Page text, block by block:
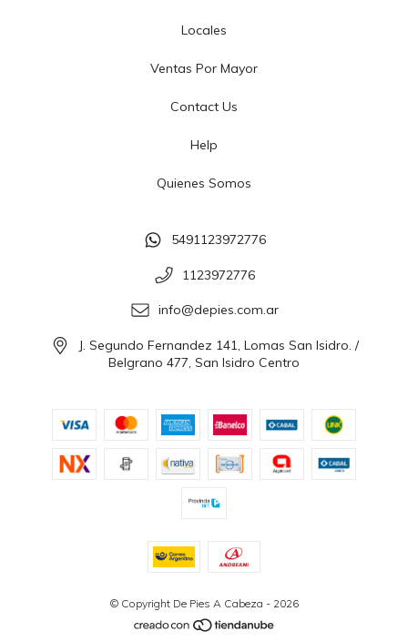
Locales
Ventas Por Mayor
Contact Us
Help
Quienes Somos
5491123972776
1123972776
info@depies.com.ar
J. Segundo Fernandez 141, Lomas San Isidro. /
Belgrano 477, San Isidro Centro
© Copyright De Pies A Cabeza - 2026